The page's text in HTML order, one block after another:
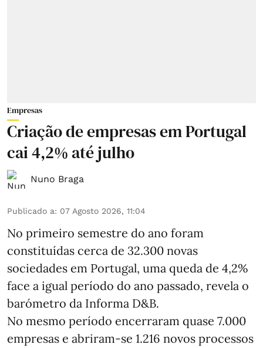
Empresas
Criação de empresas em Portugal
cai 4,2% até julho
Nuno Braga
Publicado a: 07 Agosto 2026, 11:04
No primeiro semestre do ano foram
constituídas cerca de 32.300 novas
sociedades em Portugal, uma queda de 4,2%
face a igual período do ano passado, revela o
barómetro da Informa D&B.
No mesmo período encerraram quase 7.000
empresas e abriram‑se 1.216 novos processos